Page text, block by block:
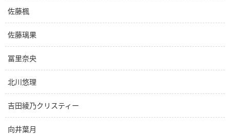
佐藤楓
佐藤璃果
冨里奈央
北川悠理
吉田綾乃クリスティー
向井葉月